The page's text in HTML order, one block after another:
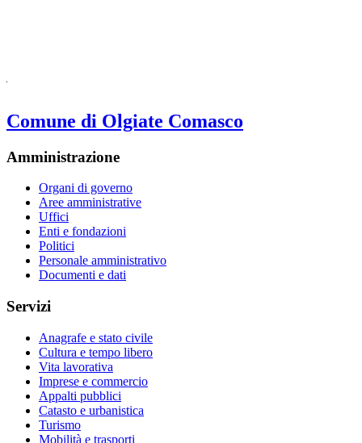
Comune di Olgiate Comasco
Amministrazione
Organi di governo
Aree amministrative
Uffici
Enti e fondazioni
Politici
Personale amministrativo
Documenti e dati
Servizi
Anagrafe e stato civile
Cultura e tempo libero
Vita lavorativa
Imprese e commercio
Appalti pubblici
Catasto e urbanistica
Turismo
Mobilità e trasporti